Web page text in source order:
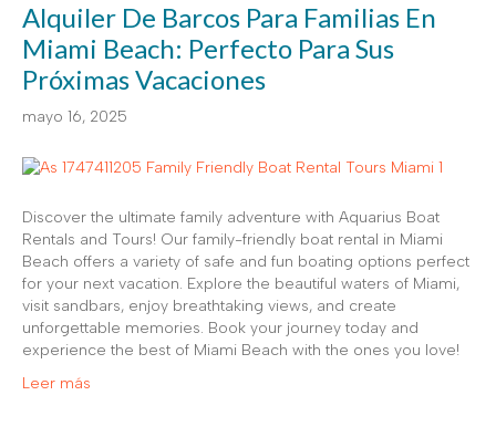
Alquiler De Barcos Para Familias En
Miami Beach: Perfecto Para Sus
Próximas Vacaciones
mayo 16, 2025
Discover the ultimate family adventure with Aquarius Boat
Rentals and Tours! Our family-friendly boat rental in Miami
Beach offers a variety of safe and fun boating options perfect
for your next vacation. Explore the beautiful waters of Miami,
visit sandbars, enjoy breathtaking views, and create
unforgettable memories. Book your journey today and
experience the best of Miami Beach with the ones you love!
Leer más